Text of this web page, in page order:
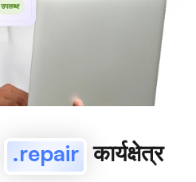
उपलब्ध!
.repair कार्यक्षेत्र